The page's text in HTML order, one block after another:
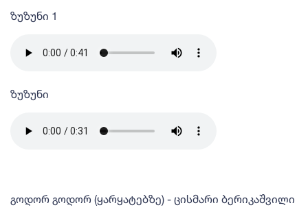
ზუზუნი 1
ზუზუნი
გოდორ გოდორ (ყარყატებზე) - ცისმარი ბერიკაშვილი